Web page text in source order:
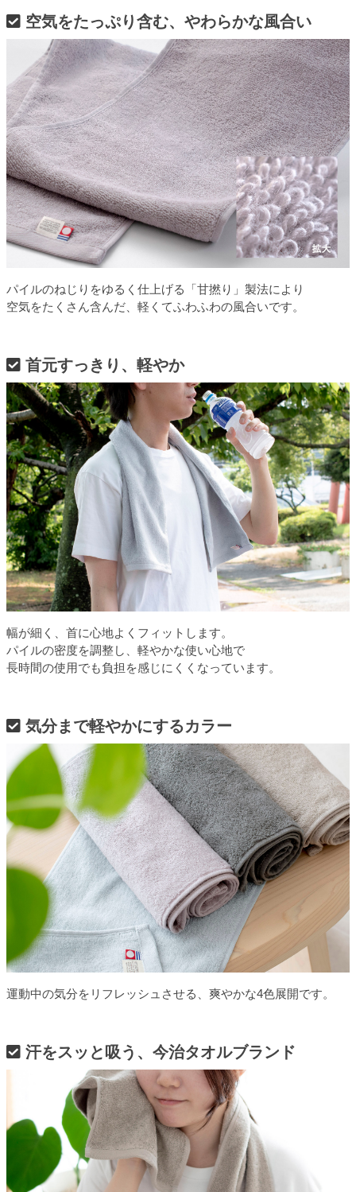
空気をたっぷり含む、やわらかな風合い
パイルのねじりをゆるく仕上げる「甘撚り」製法により
空気をたくさん含んだ、軽くてふわふわの風合いです。
首元すっきり、軽やか
幅が細く、首に心地よくフィットします。
パイルの密度を調整し、軽やかな使い心地で
長時間の使用でも負担を感じにくくなっています。
気分まで軽やかにするカラー
運動中の気分をリフレッシュさせる、爽やかな4色展開です。
汗をスッと吸う、今治タオルブランド